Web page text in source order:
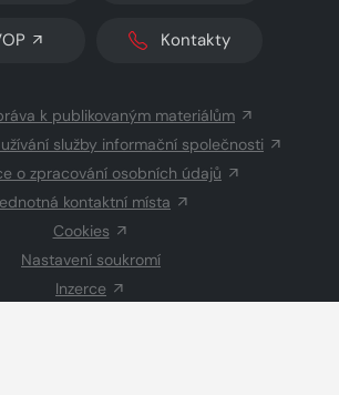
Kontakty
k publikovaným materiálům
služby informační společnosti
o zpracování osobních údajů
kontaktní místa
Cookies
Nastavení soukromí
Inzerce